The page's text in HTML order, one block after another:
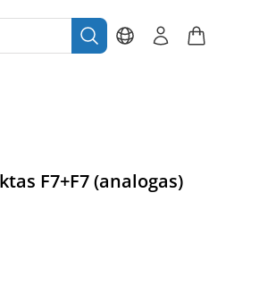
F7+F7 (analogas)